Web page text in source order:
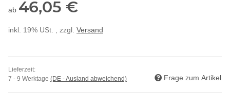
ab 46,05 €
inkl. 19% USt. , zzgl. Versand
Lieferzeit:
7 - 9 Werktage (DE - Ausland abweichend) Frage zum Artikel